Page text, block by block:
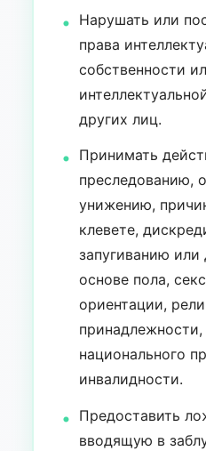
Нарушать или
права
собственности
других лиц.
Принимать
преследованию,
унижению,
клевете,
запугиванию
основе пола,
ориентации,
национального
инвалидности.
Предоставить
вводящую в